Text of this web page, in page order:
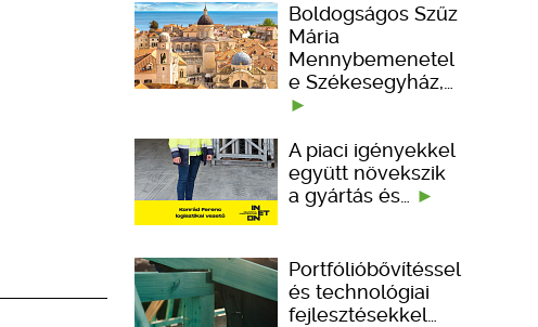
Boldogságos Szűz
Mária
Mennybemenetel
e Székesegyház,…
A piaci igényekkel
együtt növekszik
a gyártás és…
Portfólióbővítéssel
és technológiai
fejlesztésekkel…